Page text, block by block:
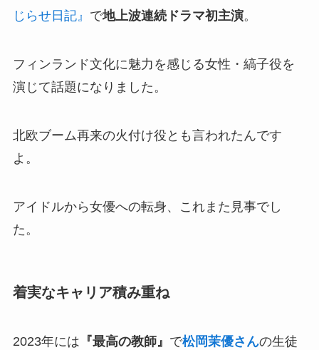
じらせ日記』 で地上波連続ドラマ初主演。
フィンランド文化に魅力を感じる女性・縞子役を
演じて話題になりました。
北欧ブーム再来の火付け役とも言われたんです
よ。
アイドルから女優への転身、これまた見事でし
た。
着実なキャリア積み重ね
2023年には 『最高の教師』 で松岡茉優さんの生徒